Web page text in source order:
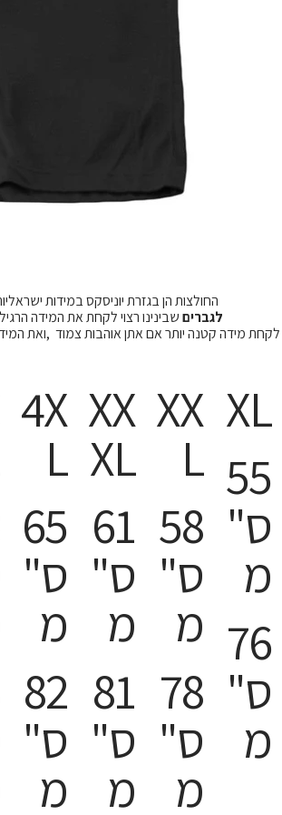
החולצות הן בגזרת יוניסקס במידות
לגבריםשבינינו רצוי לקחת את המידה
לקחת מידה קטנה יותר אם אתן אוהבות צמוד ,ואת
4X
L
65
ס"
מ
82
ס"
מ
XX
XL
61
ס"
מ
81
ס"
מ
XX
L
58
ס"
מ
78
ס"
מ
XL
55
ס"
מ
76
ס"
מ